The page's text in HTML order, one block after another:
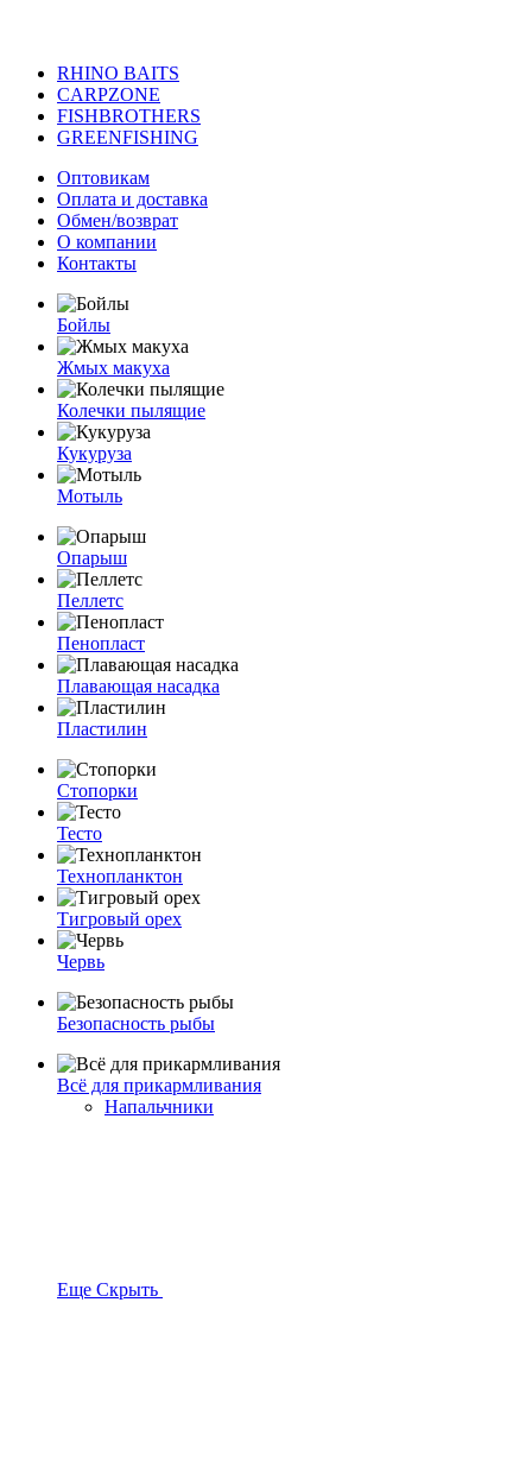
RHINO BAITS
CARPZONE
FISHBROTHERS
GREENFISHING
Оптовикам
Оплата и доставка
Обмен/возврат
О компании
Контакты
Бойлы
Жмых макуха
Колечки пылящие
Кукуруза
Мотыль
Опарыш
Пеллетс
Пенопласт
Плавающая насадка
Пластилин
Стопорки
Тесто
Технопланктон
Тигровый орех
Червь
Безопасность рыбы
Всё для прикармливания
Напальчники
Еще Скрыть